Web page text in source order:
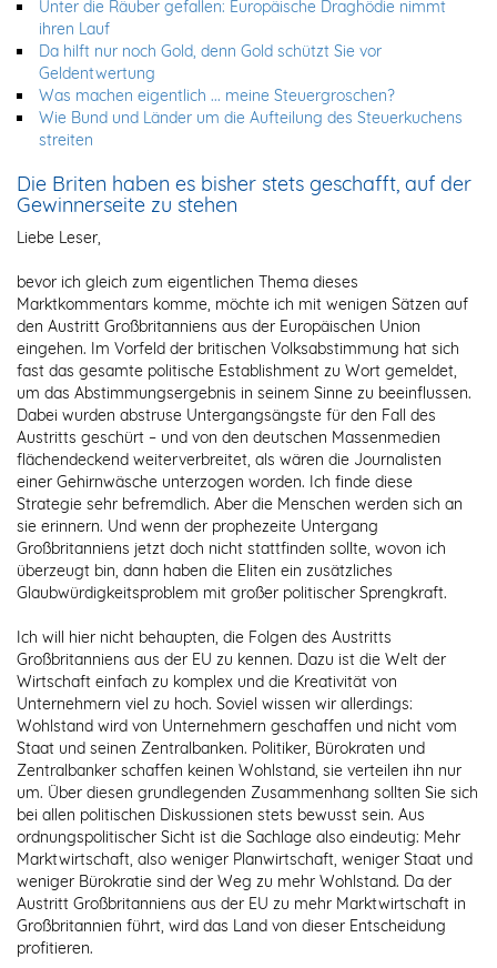
Unter die Räuber gefallen: Europäische Draghödie nimmt
ihren Lauf
Da hilft nur noch Gold, denn Gold schützt Sie vor
Geldentwertung
Was machen eigentlich ... meine Steuergroschen?
Wie Bund und Länder um die Aufteilung des Steuerkuchens
streiten
Die Briten haben es bisher stets geschafft, auf der
Gewinnerseite zu stehen
Liebe Leser,
bevor ich gleich zum eigentlichen Thema dieses
Marktkommentars komme, möchte ich mit wenigen Sätzen auf
den Austritt Großbritanniens aus der Europäischen Union
eingehen. Im Vorfeld der britischen Volksabstimmung hat sich
fast das gesamte politische Establishment zu Wort gemeldet,
um das Abstimmungsergebnis in seinem Sinne zu beeinflussen.
Dabei wurden abstruse Untergangsängste für den Fall des
Austritts geschürt – und von den deutschen Massenmedien
flächendeckend weiterverbreitet, als wären die Journalisten
einer Gehirnwäsche unterzogen worden. Ich finde diese
Strategie sehr befremdlich. Aber die Menschen werden sich an
sie erinnern. Und wenn der prophezeite Untergang
Großbritanniens jetzt doch nicht stattfinden sollte, wovon ich
überzeugt bin, dann haben die Eliten ein zusätzliches
Glaubwürdigkeitsproblem mit großer politischer Sprengkraft.
Ich will hier nicht behaupten, die Folgen des Austritts
Großbritanniens aus der EU zu kennen. Dazu ist die Welt der
Wirtschaft einfach zu komplex und die Kreativität von
Unternehmern viel zu hoch. Soviel wissen wir allerdings:
Wohlstand wird von Unternehmern geschaffen und nicht vom
Staat und seinen Zentralbanken. Politiker, Bürokraten und
Zentralbanker schaffen keinen Wohlstand, sie verteilen ihn nur
um. Über diesen grundlegenden Zusammenhang sollten Sie sich
bei allen politischen Diskussionen stets bewusst sein. Aus
ordnungspolitischer Sicht ist die Sachlage also eindeutig: Mehr
Marktwirtschaft, also weniger Planwirtschaft, weniger Staat und
weniger Bürokratie sind der Weg zu mehr Wohlstand. Da der
Austritt Großbritanniens aus der EU zu mehr Marktwirtschaft in
Großbritannien führt, wird das Land von dieser Entscheidung
profitieren.